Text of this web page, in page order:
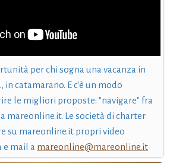
per chi sogna una vacanza in
in catamarano. E c'è un modo
le migliori proposte: "navigare" fra
mareonline.it. Le società di charter
su mareonline.it propri video
e mail a mareonline@mareonline.it